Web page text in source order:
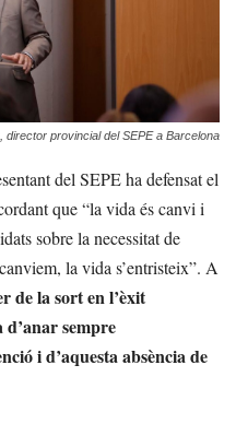
provincial del SEPE a Barcelona
del SEPE ha defensat el
que “la vida és canvi i
sobre la necessitat de
la vida s’entristeix”. A
de la sort en l’èxit
d’anar sempre
i d’aquesta absència de